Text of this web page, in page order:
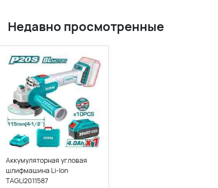
Недавно просмотренные
Аккумуляторная угловая
шлифмашина Li-Ion
TAGLI2011587